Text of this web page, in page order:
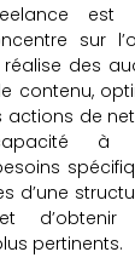
est
sur
des
contenu,
de
à
d’une
pertinents.